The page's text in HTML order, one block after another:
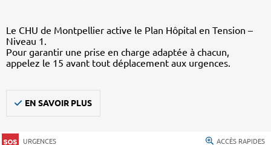
Le CHU de Montpellier active le Plan Hôpital en Tension –
Niveau 1.
Pour garantir une prise en charge adaptée à chacun,
appelez le 15 avant tout déplacement aux urgences.
EN SAVOIR PLUS
URGENCES ACCÈS RAPIDES